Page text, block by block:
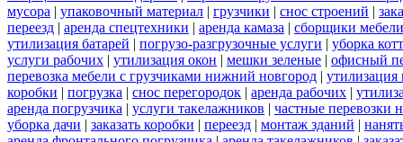
мусора | упаковочный материал | грузчики | снос строений |
переезд | аренда спецтехники | аренда камаза | сборщики
утилизация батарей | погрузо-разгрузочные услуги | уборка
услуги рабочих | утилизация окон | мешки зеленые | офисный
перевозка мебели с грузчиками нижний новгород |
коробки | погрузка | снос перегородок | аренда рабочих |
аренда погрузчика | услуги такелажников | частные перевозки
уборка дачи | заказать коробки | переезд | монтаж зданий |